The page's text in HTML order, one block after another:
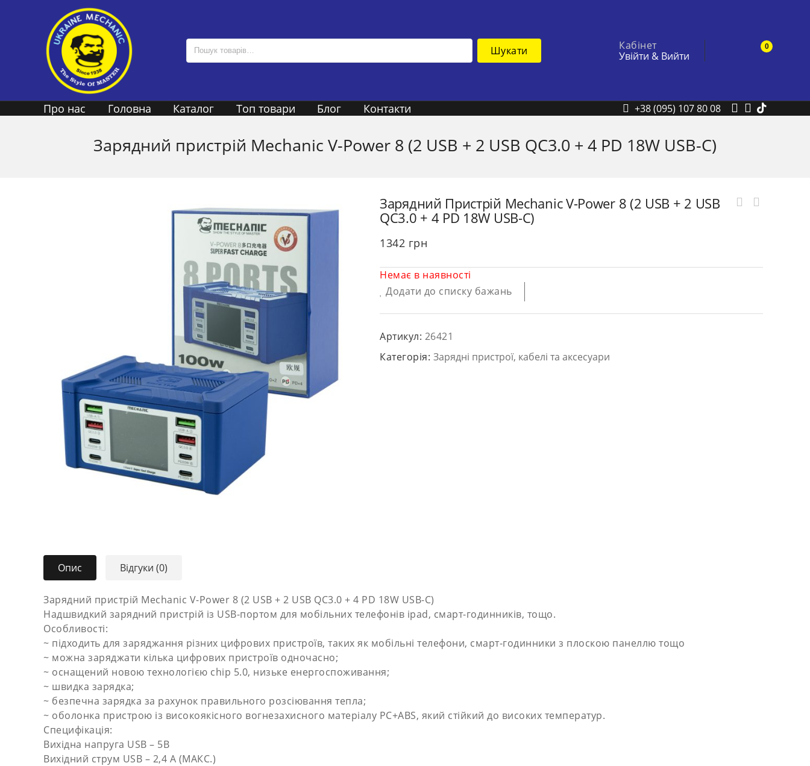
Шукати
Кабінет
Увійти & Вийти
0
Про нас Головна Каталог Топ товари Блог Контакти +38 (095) 107 80 08
Зарядний пристрій Mechanic V-Power 8 (2 USB + 2 USB QC3.0 + 4 PD 18W USB-C)
Зарядний Пристрій Mechanic V-Power 8 (2 USB + 2 USB
QC3.0 + 4 PD 18W USB-C)
1342 грн
Немає в наявності
Додати до списку бажань
Артикул: 26421
Категорія: Зарядні пристрої, кабелі та аксесуари
Опис Відгуки (0)
Зарядний пристрій Mechanic V-Power 8 (2 USB + 2 USB QC3.0 + 4 PD 18W USB-C)
Надшвидкий зарядний пристрій із USB-портом для мобільних телефонів ipad, смарт-годинників, тощо.
Особливості:
~ підходить для заряджання різних цифрових пристроїв, таких як мобільні телефони, смарт-годинники з плоскою панеллю тощо
~ можна заряджати кілька цифрових пристроїв одночасно;
~ оснащений новою технологією chip 5.0, низьке енергоспоживання;
~ швидка зарядка;
~ безпечна зарядка за рахунок правильного розсіювання тепла;
~ оболонка пристрою із високоякісного вогнезахисного матеріалу PC+ABS, який стійкий до високих температур.
Специфікація:
Вихідна напруга USB – 5В
Вихідний струм USB – 2,4 A (МАКС.)